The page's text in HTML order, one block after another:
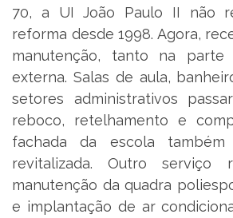
70, a UI João Paulo II não
reforma desde 1998. Agora,
manutenção, tanto na parte
externa. Salas de aula,
setores administrativos
reboco, retelhamento e
fachada da escola
revitalizada. Outro serviço
manutenção da quadra
e implantação de ar